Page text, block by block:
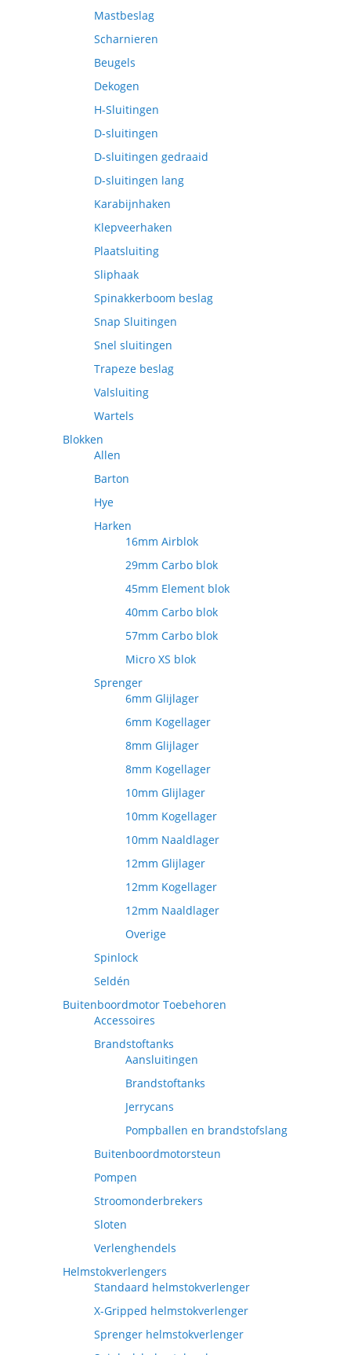
Mastbeslag
Scharnieren
Beugels
Dekogen
H-Sluitingen
D-sluitingen
D-sluitingen gedraaid
D-sluitingen lang
Karabijnhaken
Klepveerhaken
Plaatsluiting
Sliphaak
Spinakkerboom beslag
Snap Sluitingen
Snel sluitingen
Trapeze beslag
Valsluiting
Wartels
Blokken
Allen
Barton
Hye
Harken
16mm Airblok
29mm Carbo blok
45mm Element blok
40mm Carbo blok
57mm Carbo blok
Micro XS blok
Sprenger
6mm Glijlager
6mm Kogellager
8mm Glijlager
8mm Kogellager
10mm Glijlager
10mm Kogellager
10mm Naaldlager
12mm Glijlager
12mm Kogellager
12mm Naaldlager
Overige
Spinlock
Seldén
Buitenboordmotor Toebehoren
Accessoires
Brandstoftanks
Aansluitingen
Brandstoftanks
Jerrycans
Pompballen en brandstofslang
Buitenboordmotorsteun
Pompen
Stroomonderbrekers
Sloten
Verlenghendels
Helmstokverlengers
Standaard helmstokverlenger
X-Gripped helmstokverlenger
Sprenger helmstokverlenger